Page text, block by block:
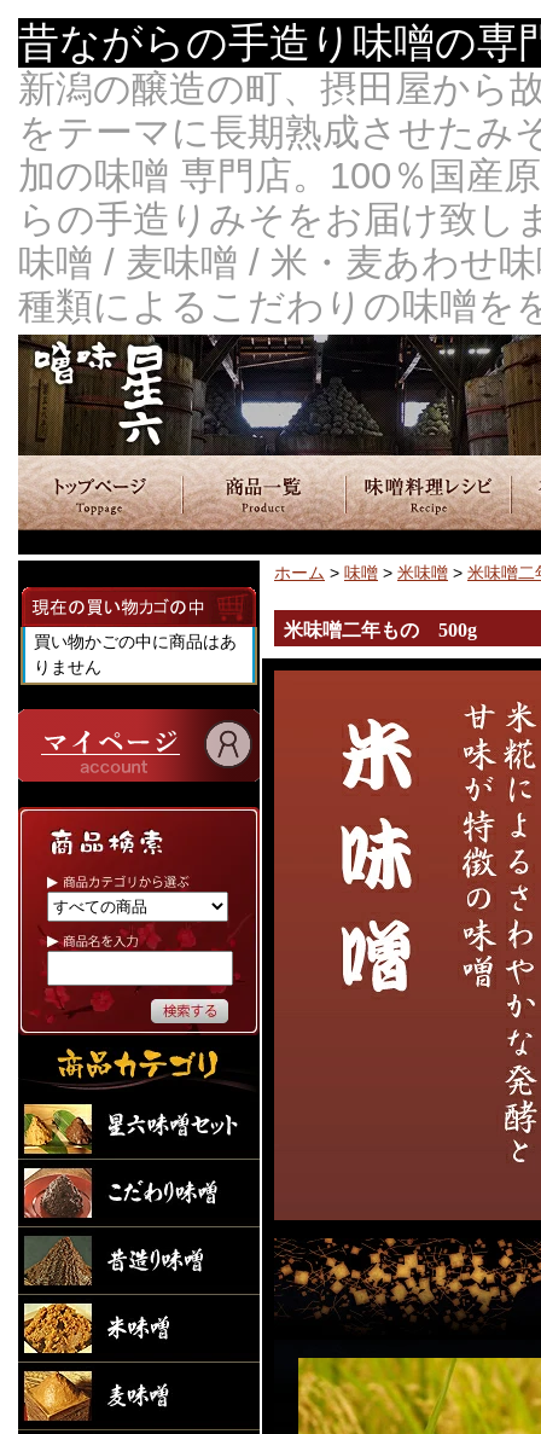
昔ながらの手造り味噌の専
新潟の醸造の町、摂田屋から
をテーマに長期熟成させたみ
加の味噌 専門店。100％国産
らの手造りみそをお届け致し
味噌 / 麦味噌 / 米・麦あわせ
種類によるこだわりの味噌を
買い物かごの中に商品はあ
りません
ホーム > 味噌 > 米味噌 > 米味噌
米味噌二年もの 500g